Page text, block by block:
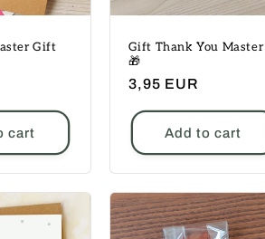
Gift
cart
Gift Thank You Master
🎁
Regular
3,95 EUR
Add to cart